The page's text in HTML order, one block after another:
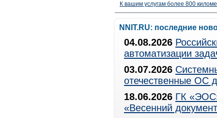
К вашим услугам более 800
NNIT.RU: последние
04.08.2026
автоматизации
03.07.2026
отечественные ОС
18.06.2026 ГК
«Весенний